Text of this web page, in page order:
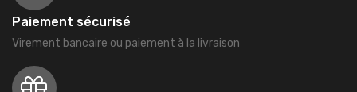
Paiement sécurisé
Virement bancaire ou paiement à la livraison